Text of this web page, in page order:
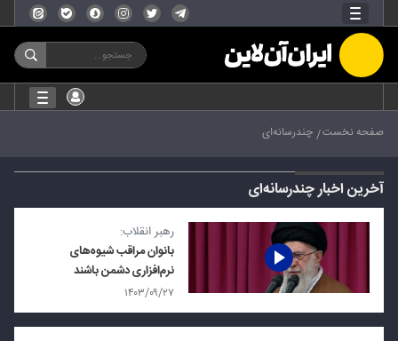
صفحه نخست چندرسانه‌ای
آخرین اخبار چندرسانه‌ای
رهبر انقلاب:
بانوان مراقب شیوه‌های
نرم‌افزاری دشمن باشند
۱۴۰۳/۰۹/۲۷